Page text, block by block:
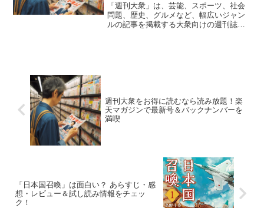
「週刊大衆」は、芸能、スポーツ、社会
問題、歴史、グルメなど、幅広いジャン
ルの記事を掲載する大衆向けの週刊誌で
週刊大衆をお得に読むなら読み放題！楽
天マガジンで最新号＆バックナンバーを
満喫
「日本国召喚」は面白い？ あらすじ・感
想・レビュー＆試し読み情報をチェッ
ク！